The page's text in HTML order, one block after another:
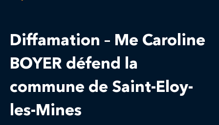
Diffamation – Me Caroline
BOYER défend la
commune de Saint-Eloy-
les-Mines